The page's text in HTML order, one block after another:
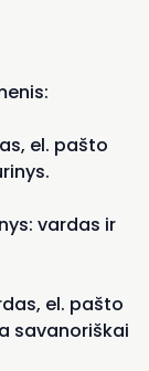
el. pašto
vardas ir
el. pašto
savanoriškai